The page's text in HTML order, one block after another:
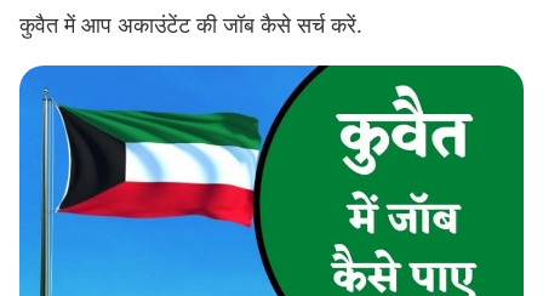
कुवैत में आप अकाउंटेंट की जॉब कैसे सर्च करें.